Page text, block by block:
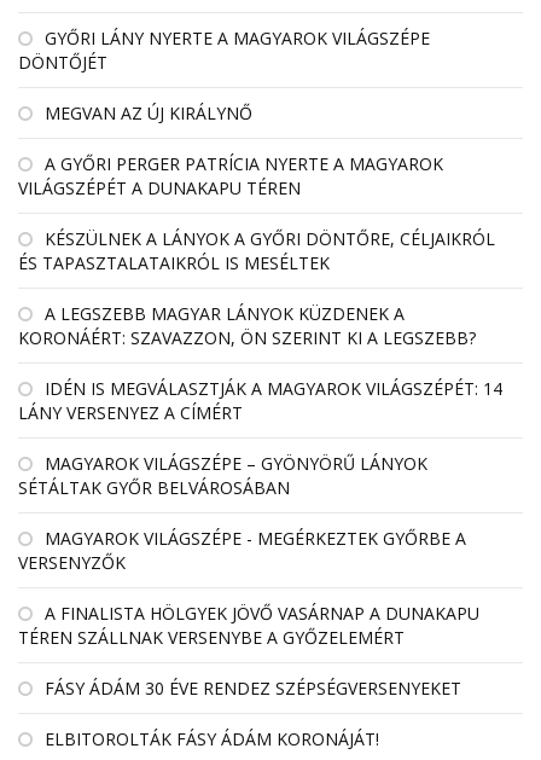
GYŐRI LÁNY NYERTE A MAGYAROK VILÁGSZÉPE
DÖNTŐJÉT
MEGVAN AZ ÚJ KIRÁLYNŐ
A GYŐRI PERGER PATRÍCIA NYERTE A MAGYAROK
VILÁGSZÉPÉT A DUNAKAPU TÉREN
KÉSZÜLNEK A LÁNYOK A GYŐRI DÖNTŐRE, CÉLJAIKRÓL
ÉS TAPASZTALATAIKRÓL IS MESÉLTEK
A LEGSZEBB MAGYAR LÁNYOK KÜZDENEK A
KORONÁÉRT: SZAVAZZON, ÖN SZERINT KI A LEGSZEBB?
IDÉN IS MEGVÁLASZTJÁK A MAGYAROK VILÁGSZÉPÉT: 14
LÁNY VERSENYEZ A CÍMÉRT
MAGYAROK VILÁGSZÉPE – GYÖNYÖRŰ LÁNYOK
SÉTÁLTAK GYŐR BELVÁROSÁBAN
MAGYAROK VILÁGSZÉPE - MEGÉRKEZTEK GYŐRBE A
VERSENYZŐK
A FINALISTA HÖLGYEK JÖVŐ VASÁRNAP A DUNAKAPU
TÉREN SZÁLLNAK VERSENYBE A GYŐZELEMÉRT
FÁSY ÁDÁM 30 ÉVE RENDEZ SZÉPSÉGVERSENYEKET
ELBITOROLTÁK FÁSY ÁDÁM KORONÁJÁT!